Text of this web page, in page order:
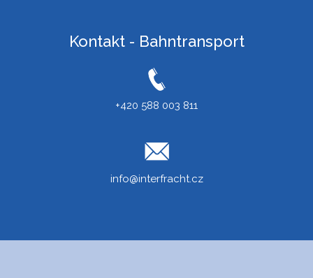
Kontakt - Bahntransport
+420 588 003 811
info@interfracht.cz